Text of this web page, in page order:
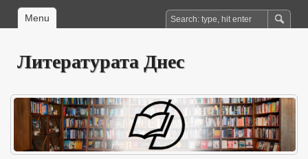
Menu
Литературата Днес